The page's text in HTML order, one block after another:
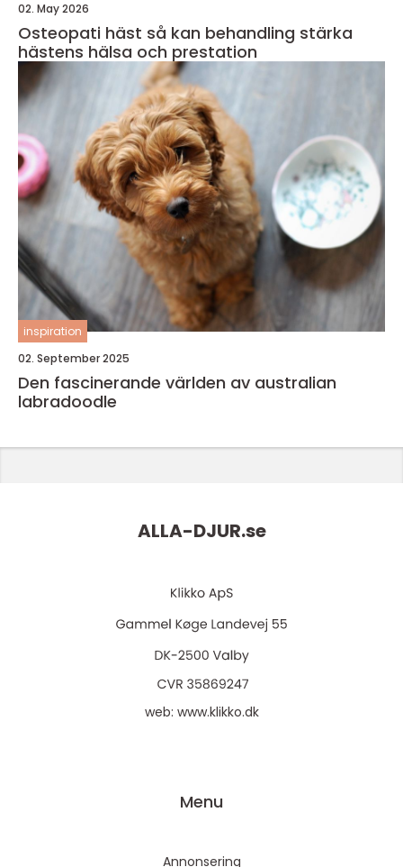
02. May 2026
Osteopati häst så kan behandling stärka
hästens hälsa och prestation
inspiration
02. September 2025
Den fascinerande världen av australian
labradoodle
ALLA-DJUR.se
web: www.klikko.dk
Menu
Annonsering